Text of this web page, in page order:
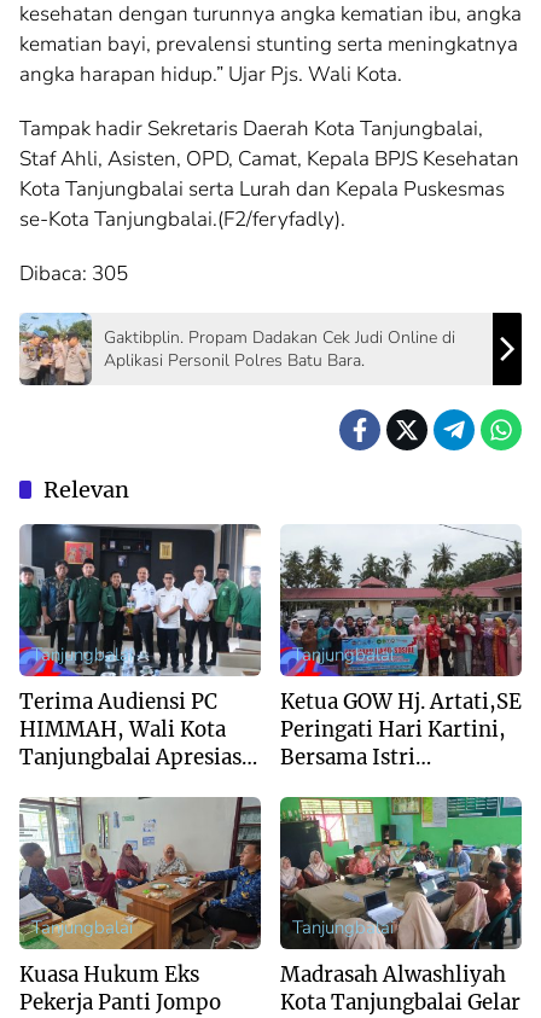
kesehatan dengan turunnya angka kematian ibu, angka
kematian bayi, prevalensi stunting serta meningkatnya
angka harapan hidup.” Ujar Pjs. Wali Kota.
Tampak hadir Sekretaris Daerah Kota Tanjungbalai,
Staf Ahli, Asisten, OPD, Camat, Kepala BPJS Kesehatan
Kota Tanjungbalai serta Lurah dan Kepala Puskesmas
se-Kota Tanjungbalai.(F2/feryfadly).
Dibaca: 305
Gaktibplin. Propam Dadakan Cek Judi Online di
Aplikasi Personil Polres Batu Bara.
Relevan
Tanjungbalai
Terima Audiensi PC
HIMMAH, Wali Kota
Tanjungbalai Apresiasi
Al Washliyah
Tanjungbalai
Ketua GOW Hj. Artati,SE
Peringati Hari Kartini,
Bersama Istri
Panti Jompo Asahan
Tanjungbalai
Kuasa Hukum Eks
Pekerja Panti Jompo
Tanjungbalai
Madrasah Alwashliyah
Kota Tanjungbalai Gelar